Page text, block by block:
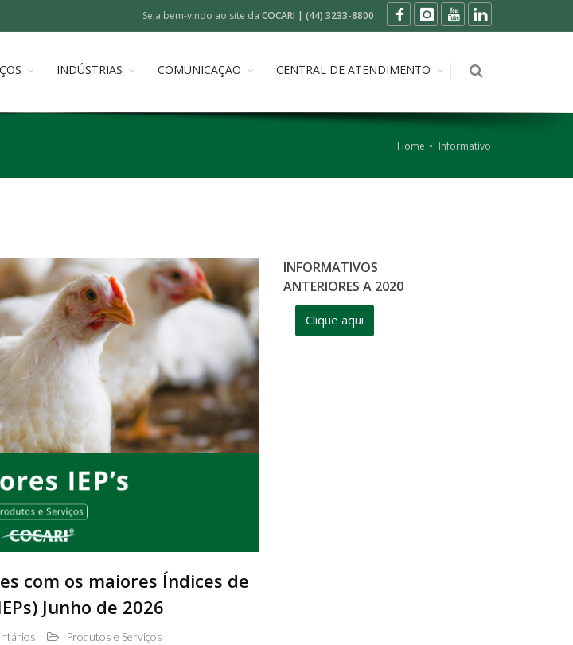
Seja bem-vindo ao site da COCARI | (44) 3233-8800
INDÚSTRIAS COMUNICAÇÃO CENTRAL DE ATENDIMENTO
Home Informativo
com os maiores Índices de
Junho de 2026
Produtos e Serviços
INFORMATIVOS
ANTERIORES A 2020
Clique aqui